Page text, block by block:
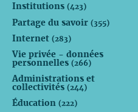
Institutions (423)
Partage du savoir (355)
Internet (283)
Vie privée - données
personnelles (266)
Administrations et
collectivités (244)
Éducation (222)